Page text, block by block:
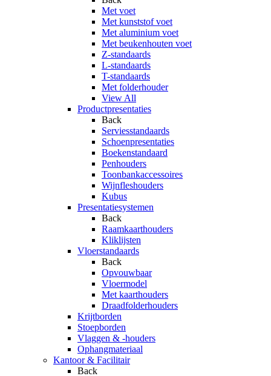
Met voet
Met kunststof voet
Met aluminium voet
Met beukenhouten voet
Z-standaards
L-standaards
T-standaards
Met folderhouder
View All
Productpresentaties
Back
Serviesstandaards
Schoenpresentaties
Boekenstandaard
Penhouders
Toonbankaccessoires
Wijnfleshouders
Kubus
Presentatiesystemen
Back
Raamkaarthouders
Kliklijsten
Vloerstandaards
Back
Opvouwbaar
Vloermodel
Met kaarthouders
Draadfolderhouders
Krijtborden
Stoepborden
Vlaggen & -houders
Ophangmateriaal
Kantoor & Facilitair
Back